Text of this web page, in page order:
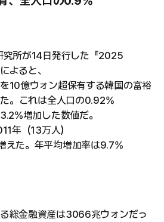
究所が14日発行した『2025
よると、
10億ウォン超保有する韓国の富裕
。これは全人口の0.92%
増加した数値だ。
年（13万人）
えた。年平均増加率は9.7%
総金融資産は3066兆ウォンだっ